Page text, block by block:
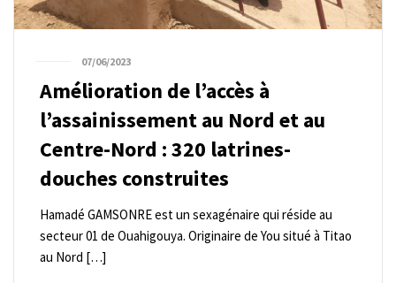
07/06/2023
Amélioration de l’accès à
l’assainissement au Nord et au
Centre-Nord : 320 latrines-
douches construites
Hamadé GAMSONRE est un sexagénaire qui réside au
secteur 01 de Ouahigouya. Originaire de You situé à Titao
au Nord […]